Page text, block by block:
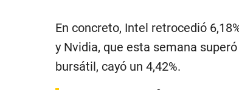
En concreto, Intel retrocedió
y Nvidia, que esta semana
bursátil, cayó un 4,42%.